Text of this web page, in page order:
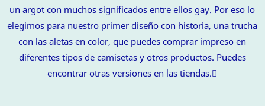
un argot con muchos significados entre ellos gay. Por eso lo
elegimos para nuestro primer diseño con historia, una trucha
con las aletas en color, que puedes comprar impreso en
diferentes tipos de camisetas y otros productos. Puedes
encontrar otras versiones en las tiendas.